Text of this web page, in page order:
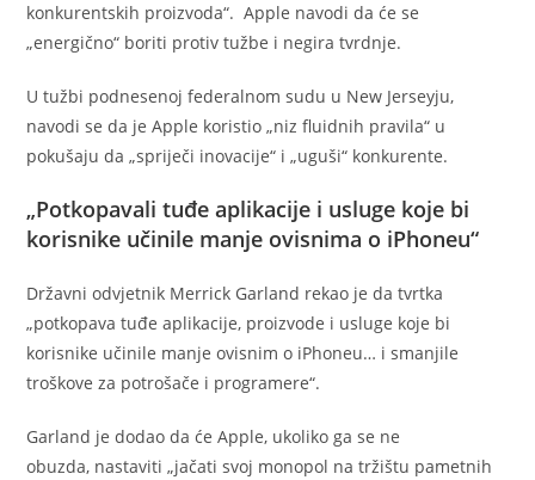
konkurentskih proizvoda“. Apple navodi da će se
„energično“ boriti protiv tužbe i negira tvrdnje.
U tužbi podnesenoj federalnom sudu u New Jerseyju,
navodi se da je Apple koristio „niz fluidnih pravila“ u
pokušaju da „spriječi inovacije“ i „uguši“ konkurente.
„Potkopavali tuđe aplikacije i usluge koje bi
korisnike učinile manje ovisnima o iPhoneu“
Državni odvjetnik Merrick Garland rekao je da tvrtka
„potkopava tuđe aplikacije, proizvode i usluge koje bi
korisnike učinile manje ovisnim o iPhoneu… i smanjile
troškove za potrošače i programere“.
Garland je dodao da će Apple, ukoliko ga se ne
obuzda, nastaviti „jačati svoj monopol na tržištu pametnih